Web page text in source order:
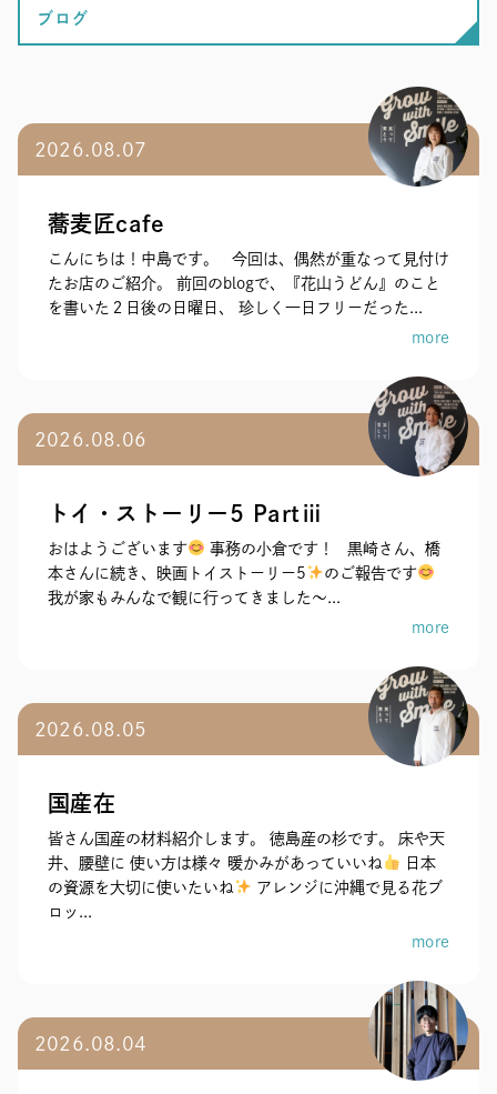
ブログ
2026.08.07
蕎麦匠cafe
こんにちは！中島です。 今回は、偶然が重なって見付け
たお店のご紹介。 前回のblogで、『花山うどん』のこと
を書いた２日後の日曜日、 珍しく一日フリーだった...
more
2026.08.06
トイ・ストーリー5 Partⅲ
おはようございます
事務の小倉です！ 黒崎さん、橋
本さんに続き、映画トイストーリー5
のご報告です
我が家もみんなで観に行ってきました～...
more
2026.08.05
国産在
皆さん国産の材料紹介します。 徳島産の杉です。 床や天
井、腰壁に 使い方は様々 暖かみがあっていいね
日本
の資源を大切に使いたいね
アレンジに沖縄で見る花ブ
ロッ...
more
2026.08.04